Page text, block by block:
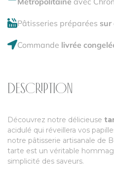
Pâtisseries préparées sur
Commande livrée
DESCRIPTION
Découvrez notre délicieuse
acidulé qui réveillera vos
notre pâtisserie artisanale de
tarte est un véritable
simplicité des saveurs.